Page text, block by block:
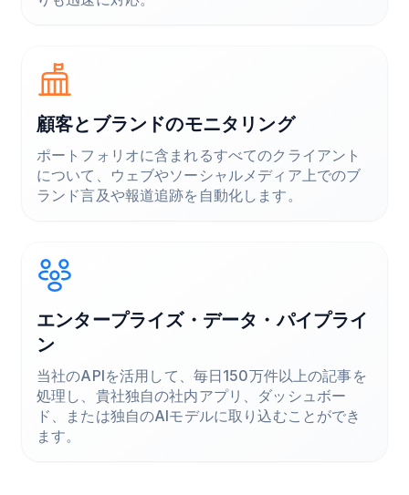
顧客とブランドのモニタリング
ポートフォリオに含まれるすべてのクライアント
について、ウェブやソーシャルメディア上でのブ
ランド言及や報道追跡を自動化します。
エンタープライズ・データ・パイプライ
ン
当社のAPIを活用して、毎日150万件以上の記事を
処理し、貴社独自の社内アプリ、ダッシュボー
ド、または独自のAIモデルに取り込むことができ
ます。